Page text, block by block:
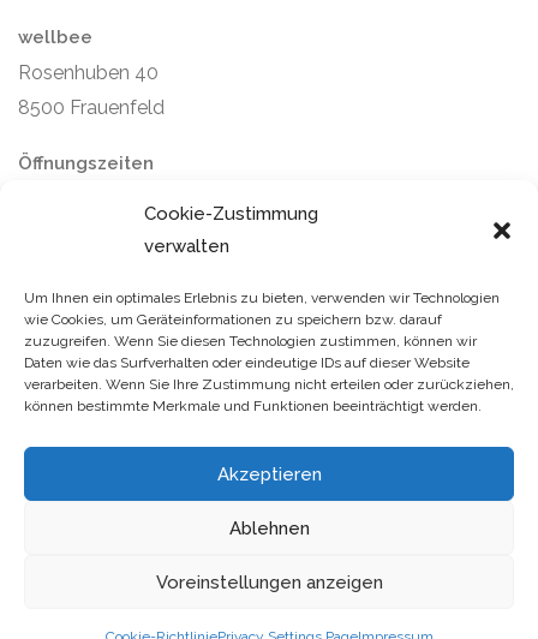
Cookie-Zustimmung
verwalten
Um Ihnen ein optimales Erlebnis zu bieten, verwenden wir Technologien
wie Cookies, um Geräteinformationen zu speichern bzw. darauf
zuzugreifen. Wenn Sie diesen Technologien zustimmen, können wir
Daten wie das Surfverhalten oder eindeutige IDs auf dieser Website
verarbeiten. Wenn Sie Ihre Zustimmung nicht erteilen oder zurückziehen,
können bestimmte Merkmale und Funktionen beeinträchtigt werden.
Akzeptieren
Ablehnen
Voreinstellungen anzeigen
wellbee
Rosenhuben 40
8500 Frauenfeld
Öffnungszeiten
Samstag und Sonntag: geschlossen
© 2025 wellbee. Alle Rechte vorbehalten.
Marken gehören ihren jeweiligen Eigentümern. Mit der
Benutzung dieser Seite erkennen Sie die AGBs und den
verlinkter externer Seiten. Diese Webseite wurde zu 100% aus